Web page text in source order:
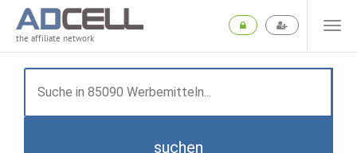
the affiliate network
suchen